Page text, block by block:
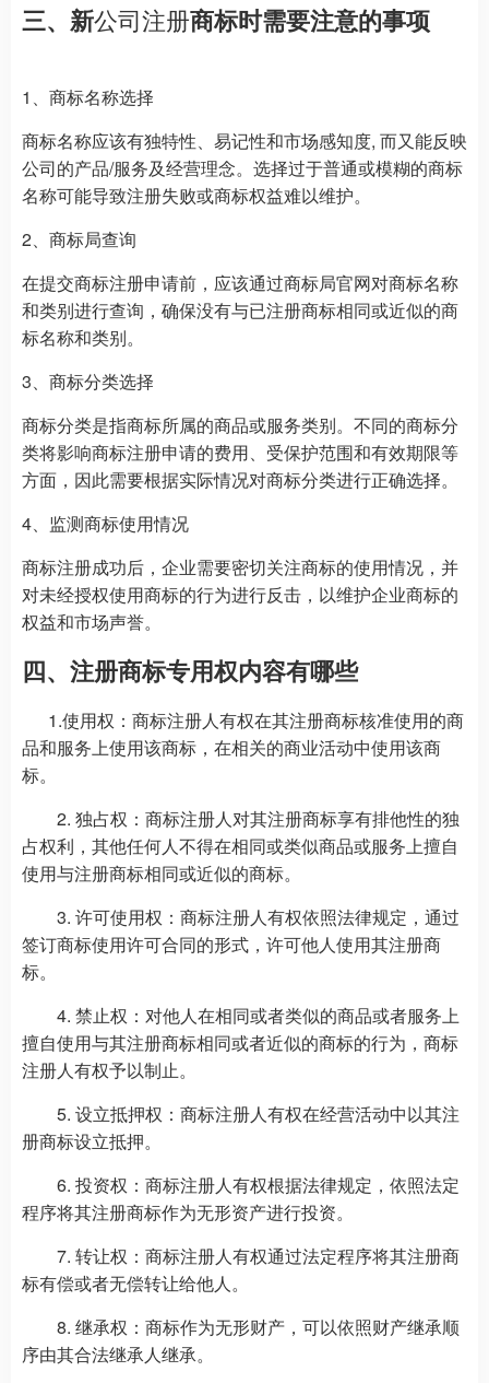
三、新公司注册商标时需要注意的事项
1、商标名称选择
商标名称应该有独特性、易记性和市场感知度, 而又能反映
公司的产品/服务及经营理念。选择过于普通或模糊的商标
名称可能导致注册失败或商标权益难以维护。
2、商标局查询
在提交商标注册申请前，应该通过商标局官网对商标名称
和类别进行查询，确保没有与已注册商标相同或近似的商
标名称和类别。
3、商标分类选择
商标分类是指商标所属的商品或服务类别。不同的商标分
类将影响商标注册申请的费用、受保护范围和有效期限等
方面，因此需要根据实际情况对商标分类进行正确选择。
4、监测商标使用情况
商标注册成功后，企业需要密切关注商标的使用情况，并
对未经授权使用商标的行为进行反击，以维护企业商标的
权益和市场声誉。
四、注册商标专用权内容有哪些
1.使用权：商标注册人有权在其注册商标核准使用的商
品和服务上使用该商标，在相关的商业活动中使用该商
标。
2. 独占权：商标注册人对其注册商标享有排他性的独
占权利，其他任何人不得在相同或类似商品或服务上擅自
使用与注册商标相同或近似的商标。
3. 许可使用权：商标注册人有权依照法律规定，通过
签订商标使用许可合同的形式，许可他人使用其注册商
标。
4. 禁止权：对他人在相同或者类似的商品或者服务上
擅自使用与其注册商标相同或者近似的商标的行为，商标
注册人有权予以制止。
5. 设立抵押权：商标注册人有权在经营活动中以其注
册商标设立抵押。
6. 投资权：商标注册人有权根据法律规定，依照法定
程序将其注册商标作为无形资产进行投资。
7. 转让权：商标注册人有权通过法定程序将其注册商
标有偿或者无偿转让给他人。
8. 继承权：商标作为无形财产，可以依照财产继承顺
序由其合法继承人继承。